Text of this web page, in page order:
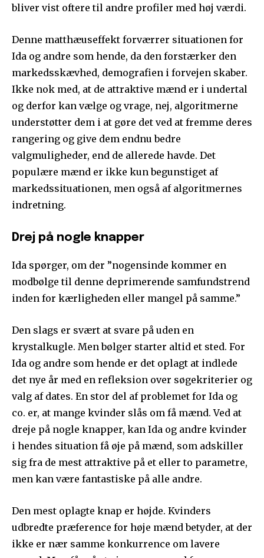
bliver vist oftere til andre profiler med høj værdi.
Denne matthæuseffekt forværrer situationen for
Ida og andre som hende, da den forstærker den
markedsskævhed, demografien i forvejen skaber.
Ikke nok med, at de attraktive mænd er i undertal
og derfor kan vælge og vrage, nej, algoritmerne
understøtter dem i at gøre det ved at fremme deres
rangering og give dem endnu bedre
valgmuligheder, end de allerede havde. Det
populære mænd er ikke kun begunstiget af
markedssituationen, men også af algoritmernes
indretning.
Drej på nogle knapper
Ida spørger, om der ”nogensinde kommer en
modbølge til denne deprimerende samfundstrend
inden for kærligheden eller mangel på samme.”
Den slags er svært at svare på uden en
krystalkugle. Men bølger starter altid et sted. For
Ida og andre som hende er det oplagt at indlede
det nye år med en refleksion over søgekriterier og
valg af dates. En stor del af problemet for Ida og
co. er, at mange kvinder slås om få mænd. Ved at
dreje på nogle knapper, kan Ida og andre kvinder
i hendes situation få øje på mænd, som adskiller
sig fra de mest attraktive på et eller to parametre,
men kan være fantastiske på alle andre.
Den mest oplagte knap er højde. Kvinders
udbredte præference for høje mænd betyder, at der
ikke er nær samme konkurrence om lavere